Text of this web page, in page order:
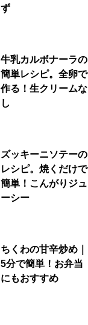
ず
牛乳カルボナーラの
簡単レシピ。全卵で
作る！生クリームな
し
ズッキーニソテーの
レシピ。焼くだけで
簡単！こんがりジュ
ーシー
ちくわの甘辛炒め｜
5分で簡単！お弁当
にもおすすめ